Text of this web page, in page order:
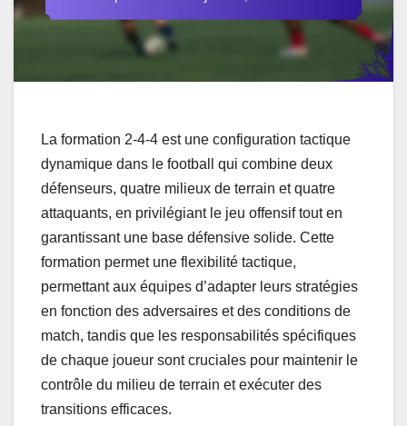
La formation 2-4-4 est une configuration tactique
dynamique dans le football qui combine deux
défenseurs, quatre milieux de terrain et quatre
attaquants, en privilégiant le jeu offensif tout en
garantissant une base défensive solide. Cette
formation permet une flexibilité tactique,
permettant aux équipes d’adapter leurs stratégies
en fonction des adversaires et des conditions de
match, tandis que les responsabilités spécifiques
de chaque joueur sont cruciales pour maintenir le
contrôle du milieu de terrain et exécuter des
transitions efficaces.